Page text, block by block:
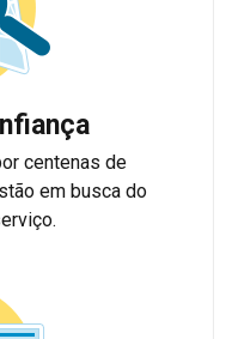
centenas de
em busca do